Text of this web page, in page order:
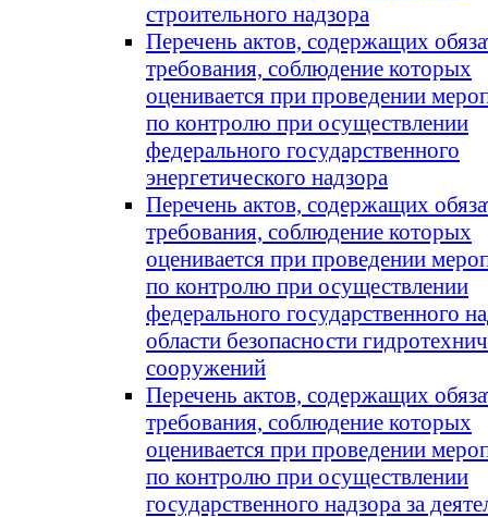
строительного надзора
Перечень актов, содержащих
требования, соблюдение которых
оценивается при проведении
по контролю при осуществлении
федерального государственного
энергетического надзора
Перечень актов, содержащих
требования, соблюдение которых
оценивается при проведении
по контролю при осуществлении
федерального государственного
области безопасности
сооружений
Перечень актов, содержащих
требования, соблюдение которых
оценивается при проведении
по контролю при осуществлении
государственного надзора за